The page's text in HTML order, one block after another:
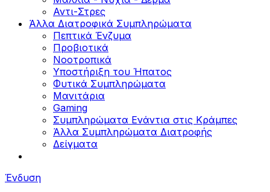
Αντι-Στρες
Άλλα Διατροφικά Συμπληρώματα
Πεπτικά Ένζυμα
Προβιοτικά
Νοοτροπικά
Υποστήριξη του Ήπατος
Φυτικά Συμπληρώματα
Μανιτάρια
Gaming
Συμπληρώματα Ενάντια στις Κράμπες
Άλλα Συμπληρώματα Διατροφής
Δείγματα
Ένδυση